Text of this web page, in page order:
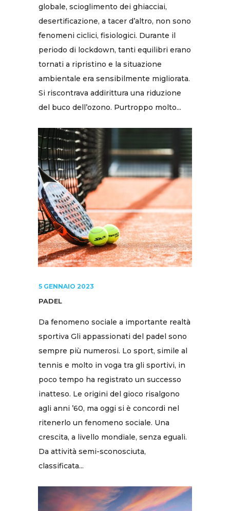
globale, scioglimento dei ghiacciai,
desertificazione, a tacer d’altro, non sono
fenomeni ciclici, fisiologici. Durante il
periodo di lockdown, tanti equilibri erano
tornati a ripristino e la situazione
ambientale era sensibilmente migliorata.
Si riscontrava addirittura una riduzione
del buco dell’ozono. Purtroppo molto...
5 GENNAIO 2023
PADEL
Da fenomeno sociale a importante realtà
sportiva Gli appassionati del padel sono
sempre più numerosi. Lo sport, simile al
tennis e molto in voga tra gli sportivi, in
poco tempo ha registrato un successo
inatteso. Le origini del gioco risalgono
agli anni ’60, ma oggi si è concordi nel
ritenerlo un fenomeno sociale. Una
crescita, a livello mondiale, senza eguali.
Da attività semi-sconosciuta,
classificata...